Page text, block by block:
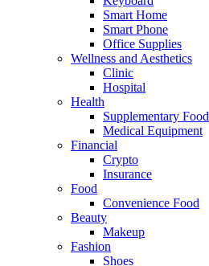
Smart Home
Smart Phone
Office Supplies
Wellness and Aesthetics
Clinic
Hospital
Health
Supplementary Food
Medical Equipment
Financial
Crypto
Insurance
Food
Convenience Food
Beauty
Makeup
Fashion
Shoes